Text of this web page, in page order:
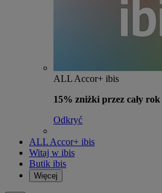
ALL Accor+ ibis
15% zniżki przez cały rok
Odkryć
ALL Accor+ ibis
Witaj w ibis
Butik ibis
Więcej